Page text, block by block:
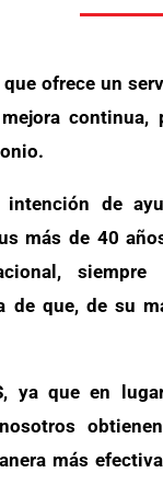
ofrece un
continua,
de
más de 40
siempre
de que, de su
ya que en
más